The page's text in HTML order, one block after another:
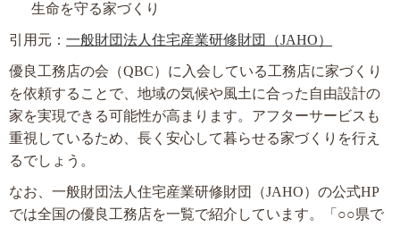
生命を守る家づくり
引用元： 一般財団法人住宅産業研修財団（JAHO）
優良工務店の会（QBC）に入会している工務店に家づくり
を依頼することで、地域の気候や風土に合った自由設計の
家を実現できる可能性が高まります。アフターサービスも
重視しているため、長く安心して暮らせる家づくりを行え
るでしょう。
なお、一般財団法人住宅産業研修財団（JAHO）の公式HP
では全国の優良工務店を一覧で紹介しています。「○○県で